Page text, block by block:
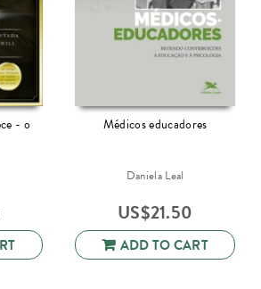
- o Médicos educadores
Daniela Leal
US$21.50
ADD TO CART